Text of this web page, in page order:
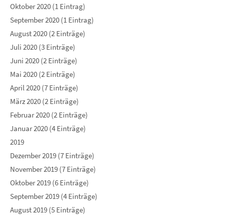
Oktober 2020 (1 Eintrag)
September 2020 (1 Eintrag)
August 2020 (2 Einträge)
Juli 2020 (3 Einträge)
Juni 2020 (2 Einträge)
Mai 2020 (2 Einträge)
April 2020 (7 Einträge)
März 2020 (2 Einträge)
Februar 2020 (2 Einträge)
Januar 2020 (4 Einträge)
2019
Dezember 2019 (7 Einträge)
November 2019 (7 Einträge)
Oktober 2019 (6 Einträge)
September 2019 (4 Einträge)
August 2019 (5 Einträge)